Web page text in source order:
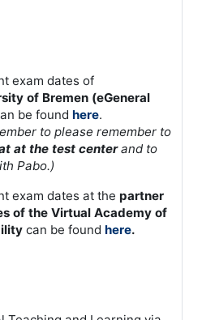
exam dates of
of Bremen (eGeneral
be found here.
to please remember to
at the test centerand to
Pabo.)
exam dates at the partner
of the Virtual Academy of
can be found here.